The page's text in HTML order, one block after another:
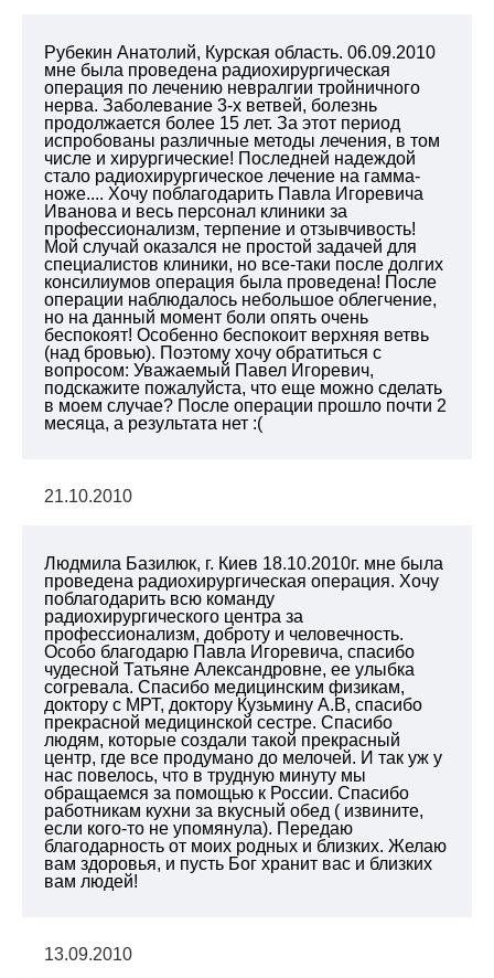
Рубекин Анатолий, Курская область. 06.09.2010
мне была проведена радиохирургическая
операция по лечению невралгии тройничного
нерва. Заболевание 3-х ветвей, болезнь
продолжается более 15 лет. За этот период
испробованы различные методы лечения, в том
числе и хирургические! Последней надеждой
стало радиохирургическое лечение на гамма-
ноже.... Хочу поблагодарить Павла Игоревича
Иванова и весь персонал клиники за
профессионализм, терпение и отзывчивость!
Мой случай оказался не простой задачей для
специалистов клиники, но все-таки после долгих
консилиумов операция была проведена! После
операции наблюдалось небольшое облегчение,
но на данный момент боли опять очень
беспокоят! Особенно беспокоит верхняя ветвь
(над бровью). Поэтому хочу обратиться с
вопросом: Уважаемый Павел Игоревич,
подскажите пожалуйста, что еще можно сделать
в моем случае? После операции прошло почти 2
месяца, а результата нет :(
21.10.2010
Людмила Базилюк, г. Киев 18.10.2010г. мне была
проведена радиохирургическая операция. Хочу
поблагодарить всю команду
радиохирургического центра за
профессионализм, доброту и человечность.
Особо благодарю Павла Игоревича, спасибо
чудесной Татьяне Александровне, ее улыбка
согревала. Спасибо медицинским физикам,
доктору с МРТ, доктору Кузьмину А.В, спасибо
прекрасной медицинской сестре. Спасибо
людям, которые создали такой прекрасный
центр, где все продумано до мелочей. И так уж у
нас повелось, что в трудную минуту мы
обращаемся за помощью к России. Спасибо
работникам кухни за вкусный обед ( извините,
если кого-то не упомянула). Передаю
благодарность от моих родных и близких. Желаю
вам здоровья, и пусть Бог хранит вас и близких
вам людей!
13.09.2010